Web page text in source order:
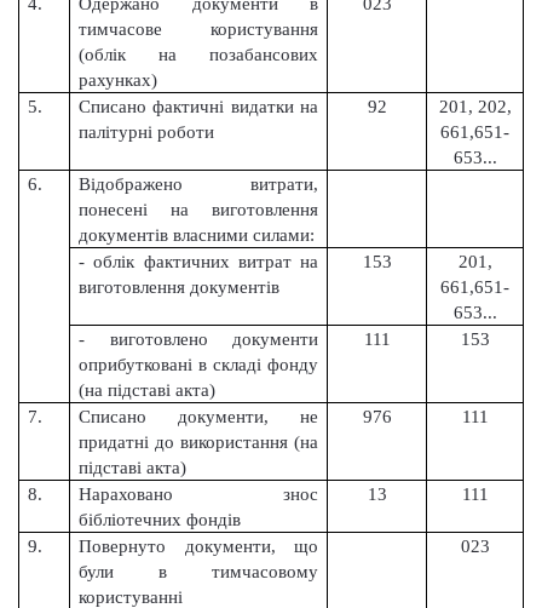
тимчасове користування
(облік на позабансових
рахунках)
5.
Списано фактичні видатки на
палітурні роботи
92
201, 202,
661,651-
653...
6.
Відображено витрати,
понесені на виготовлення
документів власними силами:
- облік фактичних витрат на
виготовлення документів
153
201,
661,651-
653...
- виготовлено документи
оприбутковані в складі фонду
(на підставі акта)
111 153
7.
Списано документи, не
придатні до використання (на
підставі акта)
976 111
8.
Нараховано знос
бібліотечних фондів
13 111
9.
Повернуто документи, що
були в тимчасовому
користуванні
023